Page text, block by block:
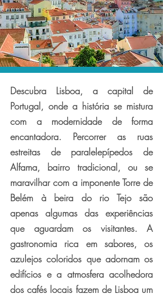
Descubra Lisboa, a capital de
Portugal, onde a história se mistura
com a modernidade de forma
encantadora. Percorrer as ruas
estreitas de paralelepípedos de
Alfama, bairro tradicional, ou se
maravilhar com a imponente Torre de
Belém à beira do rio Tejo são
apenas algumas das experiências
que aguardam os visitantes. A
gastronomia rica em sabores, os
azulejos coloridos que adornam os
edifícios e a atmosfera acolhedora
dos cafés locais fazem de Lisboa um